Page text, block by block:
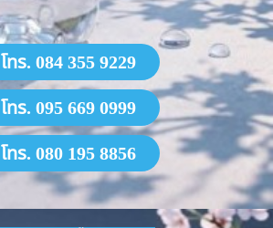
โทร. 084 355 9229
โทร. 095 669 0999
โทร. 080 195 8856